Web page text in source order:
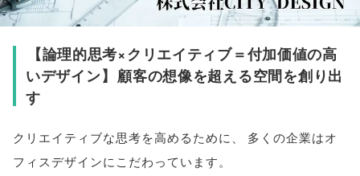
【論理的思考×クリエイティブ＝付加価値の高
いデザイン】 顧客の想像を超える空間を創り出
す
クリエイティブな思考を高めるために、
多くの企業はオ
フィスデザインにこだわっています。